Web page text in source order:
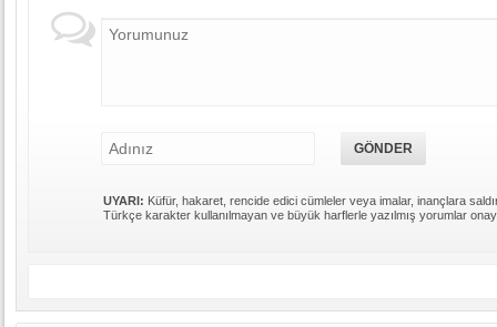
UYARI: Küfür, hakaret, rencide edici cümleler veya imalar, inançlara
Türkçe karakter kullanılmayan ve büyük harflerle yazılmış yorumlar